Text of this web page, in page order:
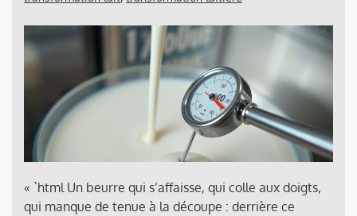
« `html Un beurre qui s’affaisse, qui colle aux doigts,
qui manque de tenue à la découpe : derrière ce